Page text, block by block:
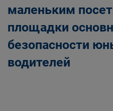
маленьким
площадки
безопасности
водителей